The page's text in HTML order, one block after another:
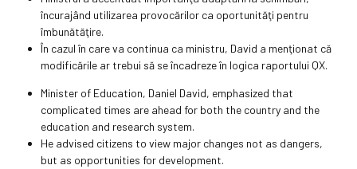
încurajând utilizarea provocărilor ca oportunităţi pentru
îmbunătăţire.
În cazul în care va continua ca ministru, David a menţionat că
modificările ar trebui să se încadreze în logica raportului QX.
Minister of Education, Daniel David, emphasized that
complicated times are ahead for both the country and the
education and research system.
He advised citizens to view major changes not as dangers,
but as opportunities for development.